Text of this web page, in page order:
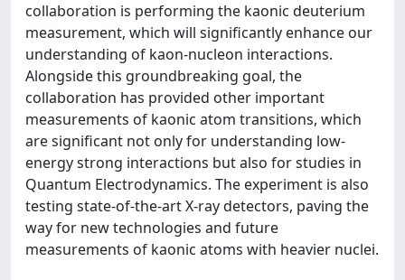
collaboration is performing the kaonic deuterium
measurement, which will significantly enhance our
understanding of kaon-nucleon interactions.
Alongside this groundbreaking goal, the
collaboration has provided other important
measurements of kaonic atom transitions, which
are significant not only for understanding low-
energy strong interactions but also for studies in
Quantum Electrodynamics. The experiment is also
testing state-of-the-art X-ray detectors, paving the
way for new technologies and future
measurements of kaonic atoms with heavier nuclei.